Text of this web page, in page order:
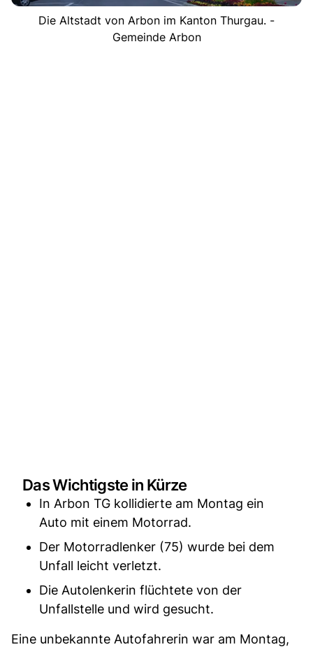
Die Altstadt von Arbon im Kanton Thurgau. -
Gemeinde Arbon
Das Wichtigste in Kürze
In Arbon TG kollidierte am Montag ein
Auto mit einem Motorrad.
Der Motorradlenker (75) wurde bei dem
Unfall leicht verletzt.
Die Autolenkerin flüchtete von der
Unfallstelle und wird gesucht.
Eine unbekannte Autofahrerin war am Montag,